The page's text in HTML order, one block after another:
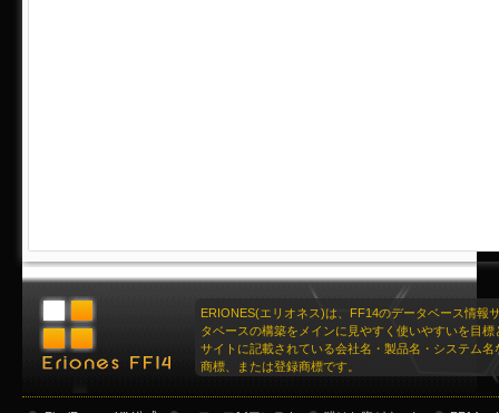
ERIONES(エリオネス)は、FF14のデータベース情報
タベースの構築をメインに見やすく使いやすいを目標
サイトに記載されている会社名・製品名・システム名
商標、または登録商標です。